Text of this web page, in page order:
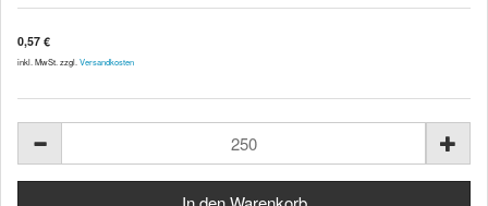
0,57 €
inkl. MwSt. zzgl. Versandkosten